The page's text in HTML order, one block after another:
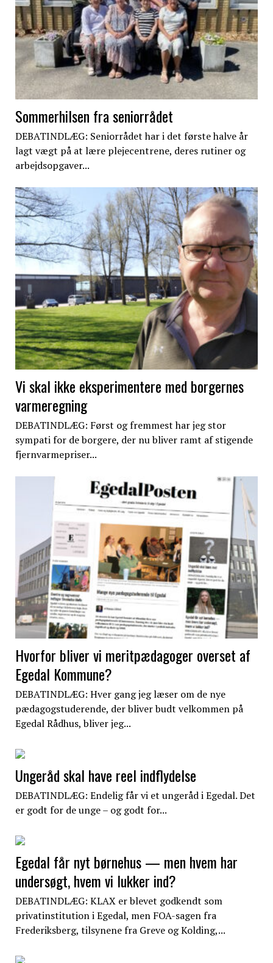
Sommerhilsen fra seniorrådet
DEBATINDLÆG: Seniorrådet har i det første halve år
lagt vægt på at lære plejecentrene, deres rutiner og
arbejdsopgaver...
Vi skal ikke eksperimentere med borgernes
varmeregning
DEBATINDLÆG: Først og fremmest har jeg stor
sympati for de borgere, der nu bliver ramt af stigende
fjernvarmepriser...
Hvorfor bliver vi meritpædagoger overset af
Egedal Kommune?
DEBATINDLÆG: Hver gang jeg læser om de nye
pædagogstuderende, der bliver budt velkommen på
Egedal Rådhus, bliver jeg...
Ungeråd skal have reel indflydelse
DEBATINDLÆG: Endelig får vi et ungeråd i Egedal. Det
er godt for de unge – og godt for...
Egedal får nyt børnehus — men hvem har
undersøgt, hvem vi lukker ind?
DEBATINDLÆG: KLAX er blevet godkendt som
privatinstitution i Egedal, men FOA-sagen fra
Frederiksberg, tilsynene fra Greve og Kolding,...